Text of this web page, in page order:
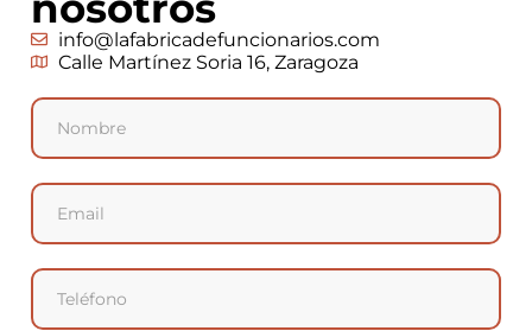
info@lafabricadefuncionarios.com
Calle Martínez Soria 16, Zaragoza